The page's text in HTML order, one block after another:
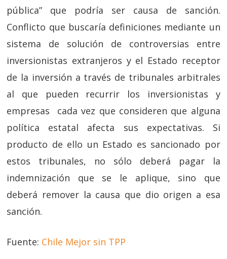
pública” que podría ser causa de sanción.
Conflicto que buscaría definiciones mediante un
sistema de solución de controversias entre
inversionistas extranjeros y el Estado receptor
de la inversión a través de tribunales arbitrales
al que pueden recurrir los inversionistas y
empresas cada vez que consideren que alguna
política estatal afecta sus expectativas. Si
producto de ello un Estado es sancionado por
estos tribunales, no sólo deberá pagar la
indemnización que se le aplique, sino que
deberá remover la causa que dio origen a esa
sanción.
Fuente: Chile Mejor sin TPP